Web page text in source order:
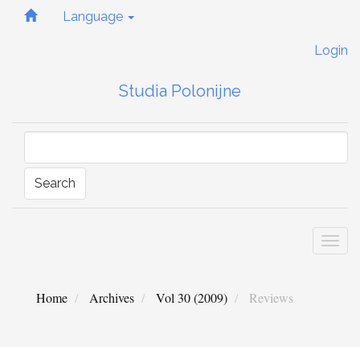
Quick
Main
Sidebar
Language
Login
Studia Polonijne
Search
Home Archives Vol 30 (2009) Reviews